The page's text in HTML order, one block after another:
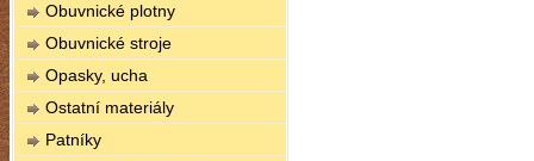
Obuvnické plotny
Obuvnické stroje
Opasky, ucha
Ostatní materiály
Patníky